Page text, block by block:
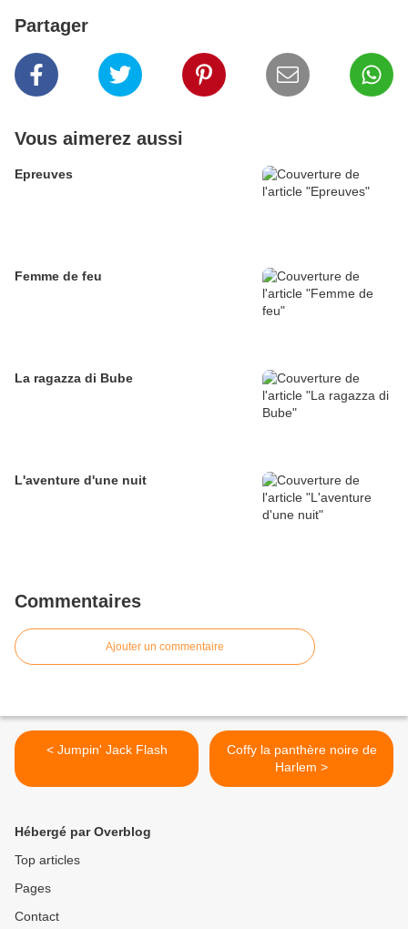
Partager
Vous aimerez aussi
Epreuves
Femme de feu
La ragazza di Bube
L'aventure d'une nuit
Commentaires
Ajouter un commentaire
< Jumpin' Jack Flash
Coffy la panthère noire de
Harlem >
Hébergé par Overblog
Top articles
Pages
Contact